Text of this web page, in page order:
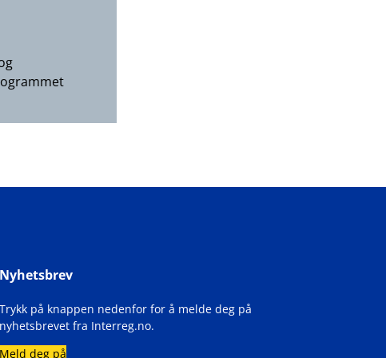
Nyhetsbrev
Trykk på knappen nedenfor for å melde deg på
nyhetsbrevet fra Interreg.no.
Meld deg på